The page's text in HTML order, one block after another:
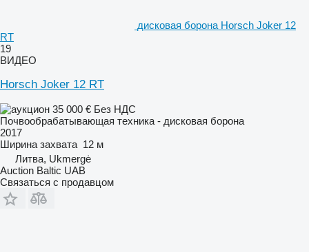
дисковая борона Horsch Joker 12
RT
19
ВИДЕО
Horsch Joker 12 RT
35 000 € Без НДС
Почвообрабатывающая техника - дисковая борона
2017
Ширина захвата 12 м
Литва, Ukmergė
Auction Baltic UAB
Связаться с продавцом